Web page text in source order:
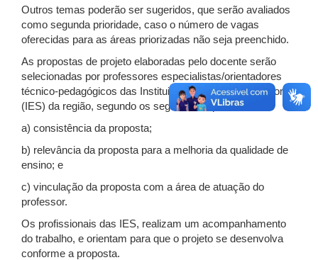
Outros temas poderão ser sugeridos, que serão avaliados
como segunda prioridade, caso o número de vagas
oferecidas para as áreas priorizadas não seja preenchido.
As propostas de projeto elaboradas pelo docente serão
selecionadas por professores especialistas/orientadores
técnico-pedagógicos das Instituições de Ensino Superior
(IES) da região, segundo os seguintes aspectos:
a) consistência da proposta;
b) relevância da proposta para a melhoria da qualidade de
ensino; e
c) vinculação da proposta com a área de atuação do
professor.
Os profissionais das IES, realizam um acompanhamento
do trabalho, e orientam para que o projeto se desenvolva
conforme a proposta.